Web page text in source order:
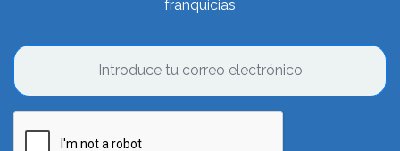
franquicias